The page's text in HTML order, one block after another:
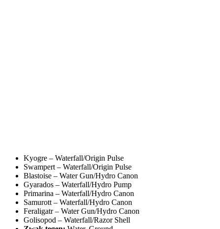
Kyogre – Waterfall/Origin Pulse
Swampert – Waterfall/Origin Pulse
Blastoise – Water Gun/Hydro Canon
Gyarados – Waterfall/Hydro Pump
Primarina – Waterfall/Hydro Canon
Samurott – Waterfall/Hydro Canon
Feraligatr – Water Gun/Hydro Canon
Golisopod – Waterfall/Razor Shell